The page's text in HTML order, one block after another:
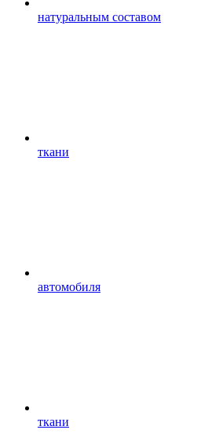
натуральным составом
ткани
автомобиля
ткани